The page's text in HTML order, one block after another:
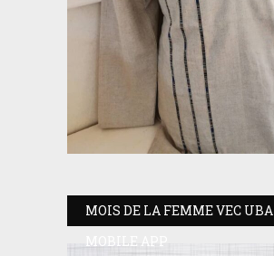
MOIS DE LA FEMME VEC UBA
MOBILE APP